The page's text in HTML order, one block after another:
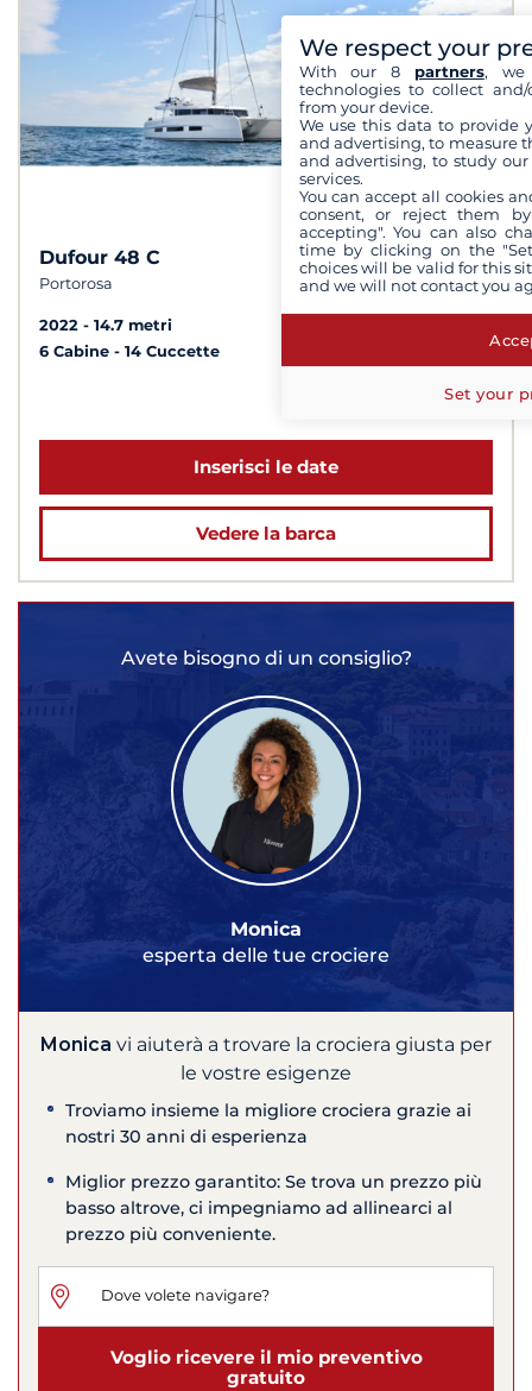
Dufour 48 C
Portorosa
7,8 /10
2022
14.7 metri
6 Cabine
14 Cuccette
a partire da 6 170 €
Inserisci le date
Vedere la barca
Avete bisogno di un consiglio?
Monica
esperta delle tue crociere
Monica vi aiuterà a trovare la crociera giusta per
le vostre esigenze
Troviamo insieme la migliore crociera grazie ai
nostri 30 anni di esperienza
Miglior prezzo garantito: Se trova un prezzo più
basso altrove, ci impegniamo ad allinearci al
prezzo più conveniente.
Voglio ricevere il mio preventivo
gratuito
We respect your
With our 8 partners, we
technologies to collect
from your device.
We use this data to provide
and advertising, to measure
and advertising, to study
services.
You can accept all cookies
consent, or reject them
accepting". You can also
time by clicking on the
choices will be valid for this
and we will not contact you
Set your